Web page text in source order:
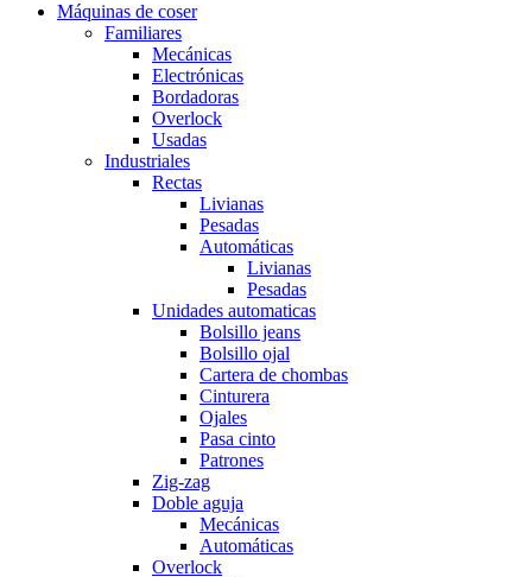
Máquinas de coser
Familiares
Mecánicas
Electrónicas
Bordadoras
Overlock
Usadas
Industriales
Rectas
Livianas
Pesadas
Automáticas
Livianas
Pesadas
Unidades automaticas
Bolsillo jeans
Bolsillo ojal
Cartera de chombas
Cinturera
Ojales
Pasa cinto
Patrones
Zig-zag
Doble aguja
Mecánicas
Automáticas
Overlock